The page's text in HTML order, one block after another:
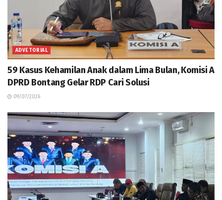
ADVETORIAL
59 Kasus Kehamilan Anak dalam Lima Bulan, Komisi A
DPRD Bontang Gelar RDP Cari Solusi
09/07/2026